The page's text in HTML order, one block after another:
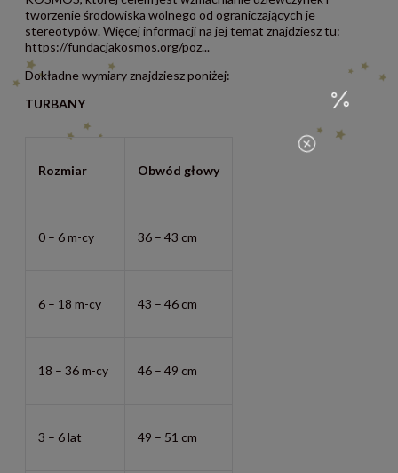
tworzenie środowiska wolnego od ograniczających je
stereotypów. Więcej informacji na jej temat znajdziesz tu:
https://fundacjakosmos.org/poz...
Dokładne wymiary znajdziesz poniżej:
TURBANY
Rozmiar Obwód głowy
0 – 6 m-cy 36 – 43 cm
6 – 18 m-cy 43 – 46 cm
18 – 36 m-cy 46 – 49 cm
3 – 6 lat 49 – 51 cm